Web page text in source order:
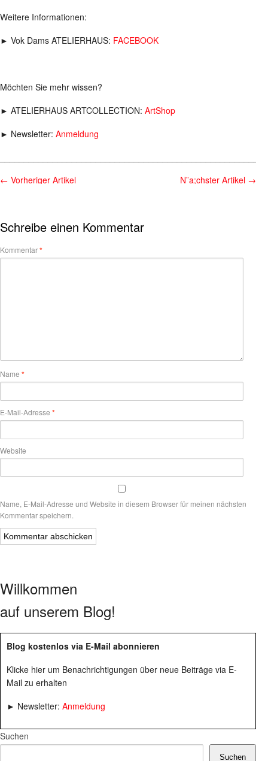
Weitere Informationen:
► Vok Dams ATELIERHAUS: FACEBOOK
Möchten Sie mehr wissen?
► ATELIERHAUS ARTCOLLECTION: ArtShop
► Newsletter: Anmeldung
← Vorheriger Artikel N¨a;chster Artikel →
Schreibe einen Kommentar
Kommentar*
Name *
E-Mail-Adresse *
Website
Name, E-Mail-Adresse und Website in diesem Browser für meinen nächsten
Kommentar speichern.
Willkommen
auf unserem Blog!
Blog kostenlos via E-Mail abonnieren
Klicke hier um Benachrichtigungen über neue Beiträge via E-
Mail zu erhalten
► Newsletter: Anmeldung
Suchen
Suchen